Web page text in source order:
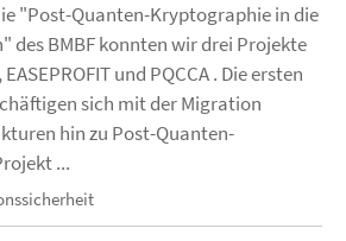
"Post-Quanten-Kryptographie in die
des BMBF konnten wir drei Projekte
und PQCCA . Die ersten
sich mit der Migration
hin zu Post-Quanten-
...